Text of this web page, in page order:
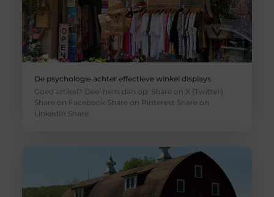
De psychologie achter effectieve winkel displays
Goed artikel? Deel hem dan op: Share on X (Twitter)
Share on Facebook Share on Pinterest Share on
LinkedIn Share